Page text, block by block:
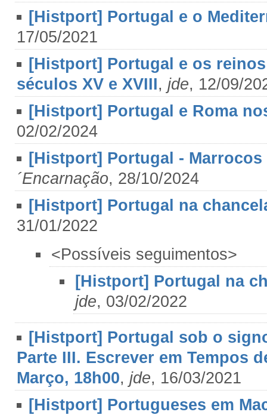
[Histport] Portugal e o
17/05/2021
[Histport] Portugal e os
séculos XV e XVIII, jde, 12/09/
[Histport] Portugal e Roma
02/02/2024
[Histport] Portugal -
´Encarnação, 28/10/2024
[Histport] Portugal na
31/01/2022
<Possíveis seguimentos>
[Histport] Portugal na
jde, 03/02/2022
[Histport] Portugal sob o
Parte III. Escrever em Tempos
Março, 18h00, jde, 16/03/2021
[Histport] Portugueses em